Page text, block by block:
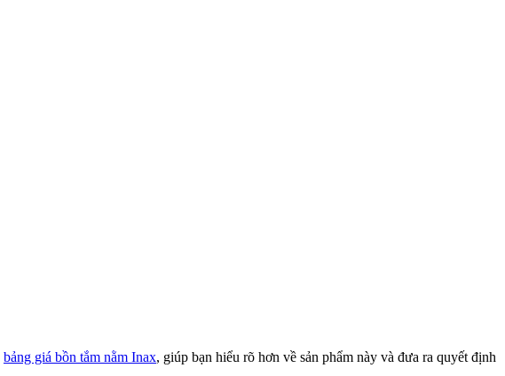
bảng giá bồn tắm nằm Inax, giúp bạn hiểu rõ hơn về sản phẩm này và đưa ra quyết định